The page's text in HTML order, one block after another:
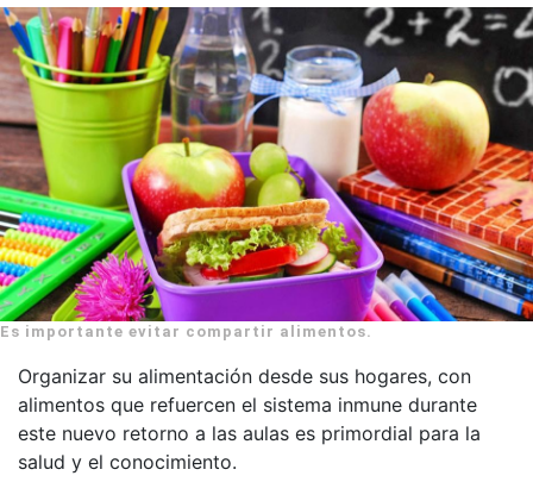
Es importante evitar compartir alimentos.
Organizar su alimentación desde sus hogares, con
alimentos que refuercen el sistema inmune durante
este nuevo retorno a las aulas es primordial para la
salud y el conocimiento.